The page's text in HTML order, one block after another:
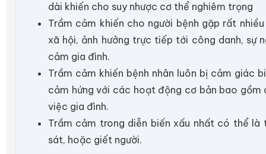
dài khiến cho suy nhược cơ thể nghiêm trọng
Trầm cảm khiến cho người bệnh gặp rất
xã hội, ảnh hưởng trực tiếp tới công danh, sự
cảm gia đình.
Trầm cảm khiến bệnh nhân luôn bị cảm giác
cảm hứng với các hoạt động cơ bản bao
việc gia đình.
Trầm cảm trong diễn biến xấu nhất có thể
sát, hoặc giết người.